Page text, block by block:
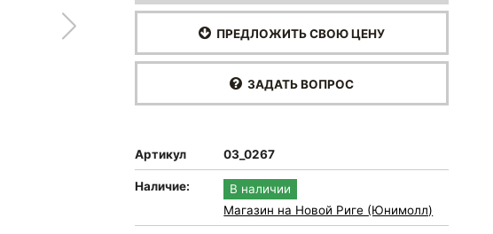
ПРЕДЛОЖИТЬ СВОЮ ЦЕНУ
ЗАДАТЬ ВОПРОС
Артикул 03_0267
Наличие:
В наличии
Магазин на Новой Риге (Юнимолл)